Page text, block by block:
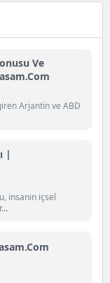
Ve
Arjantin ve ABD
|
insanın içsel